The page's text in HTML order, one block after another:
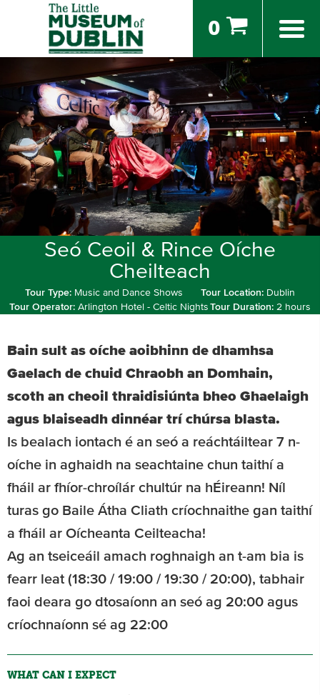
0
Seó Ceoil & Rince Oíche
Cheilteach
Tour Type: Music and Dance Shows Tour Location: Dublin
Tour Operator: Arlington Hotel - Celtic Nights Tour Duration:2 hours
Bain sult as oíche aoibhinn de dhamhsa
Gaelach de chuid Chraobh an Domhain,
scoth an cheoil thraidisiúnta bheo Ghaelaigh
agus blaiseadh dinnéar trí chúrsa blasta.
Is bealach iontach é an seó a reáchtáiltear 7 n-
oíche in aghaidh na seachtaine chun taithí a
fháil ar fhíor-chroílár chultúr na hÉireann! Níl
turas go Baile Átha Cliath críochnaithe gan taithí
a fháil ar Oícheanta Ceilteacha!
Ag an tseiceáil amach roghnaigh an t-am bia is
fearr leat (18:30 / 19:00 / 19:30 / 20:00), tabhair
faoi deara go dtosaíonn an seó ag 20:00 agus
críochnaíonn sé ag 22:00
WHAT CAN I EXPECT